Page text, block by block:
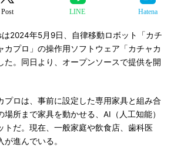
Post LINE Hatena
2024年5月9日、自律移動ロボット「カチ
カプロ」の操作用ソフトウェア「カチャカ
た。同日より、オープンソースで提供を開
ロは、事前に設定した専用家具と組み合
場所まで家具を動かせる、AI（人工知能）
トだ。現在、一般家庭や飲食店、歯科医
進んでいる。